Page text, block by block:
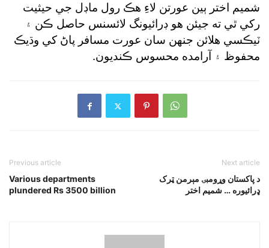
شميم اختر ٻين عورتن لاءِ هڪ رول ماڊل جي حيثيت
رکي ٿي ته جيئن هو ڊرائيونگ لائسنس حاصل ڪن ۽
ٽيڪسي هلائن جنهن سان عورت مسافر پاڻ کي وڌيڪ
محفوظ ۽ آرامده محسوس ڪنديون.
Previous article
Various departments
plundered Rs 3500 billion
Next article
د پاکستان وړومبۍ مېرمن ټرک
ډرائيوره … شميم اختر